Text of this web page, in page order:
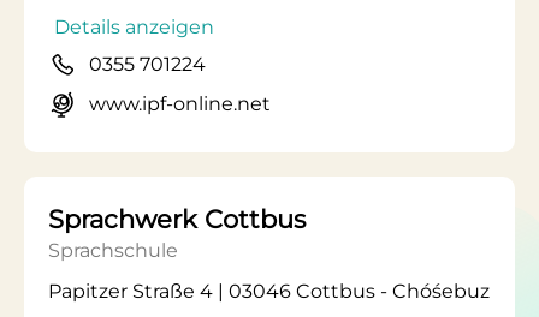
Details anzeigen
0355 701224
www.ipf-online.net
Sprachwerk Cottbus
Sprachschule
Papitzer Straße 4 | 03046 Cottbus - Chóśebuz